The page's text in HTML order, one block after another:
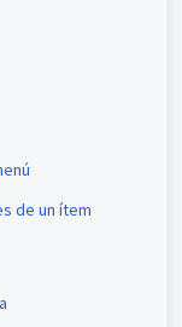
de un ítem